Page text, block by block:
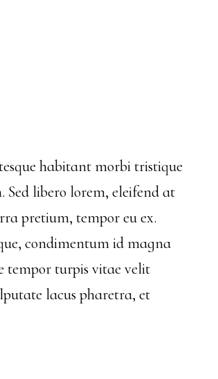
habitant morbi tristique
Sed libero lorem, eleifend at
pretium, tempor eu ex.
condimentum id magna
tempor turpis vitae velit
lacus pharetra, et